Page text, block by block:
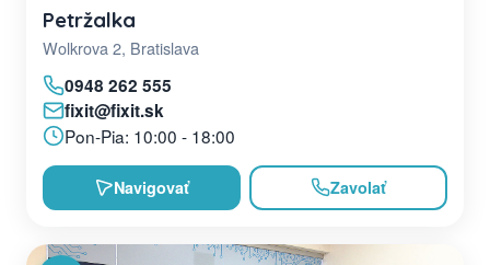
Petržalka
Wolkrova 2, Bratislava
0948 262 555
fixit@fixit.sk
Pon-Pia: 10:00 - 18:00
Navigovať Zavolať